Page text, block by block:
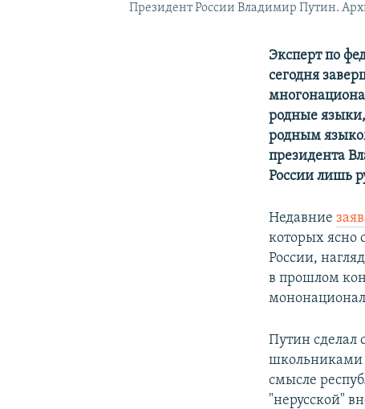
Президент России Владимир Путин.
Эксперт по
сегодня
родные
родным
президента
России лишь
Недавние
которых ясно
России,
в прошлом
Путин сделал
школьниками
смысле
"нерусской"